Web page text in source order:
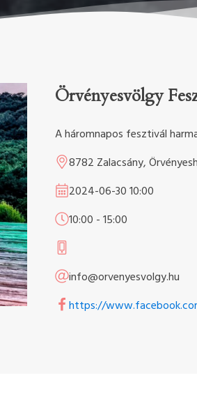
Örvényesvölgy
A háromnapos fesztivál
8782 Zalacsány,
2024-06-3010:00
10:00 -15:00
info@orvenyesvolgy.hu
https://